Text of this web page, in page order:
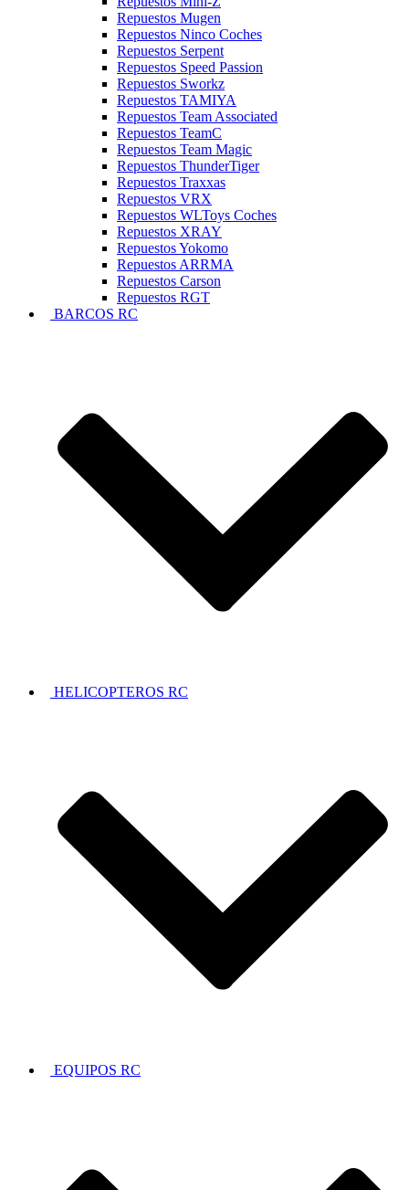
Repuestos Mugen
Repuestos Ninco Coches
Repuestos Serpent
Repuestos Speed Passion
Repuestos Sworkz
Repuestos TAMIYA
Repuestos Team Associated
Repuestos TeamC
Repuestos Team Magic
Repuestos ThunderTiger
Repuestos Traxxas
Repuestos VRX
Repuestos WLToys Coches
Repuestos XRAY
Repuestos Yokomo
Repuestos ARRMA
Repuestos Carson
Repuestos RGT
BARCOS RC
HELICOPTEROS RC
EQUIPOS RC